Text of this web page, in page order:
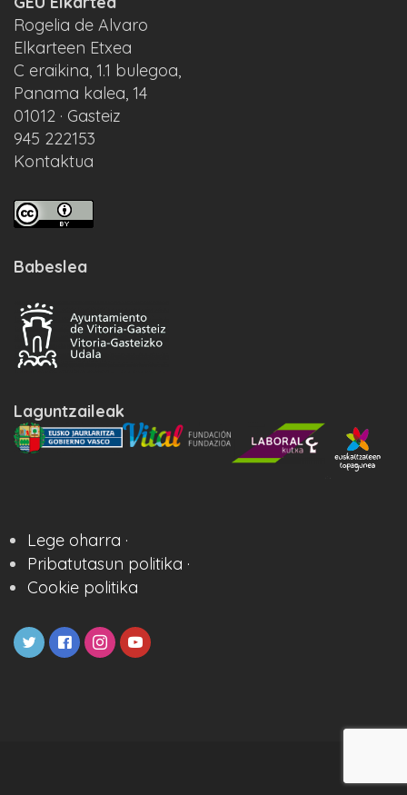
Rogelia de Alvaro
Elkarteen Etxea
C eraikina, 1.1 bulegoa,
Panama kalea, 14
01012 · Gasteiz
945 222153
Kontaktua
Babeslea
Laguntzaileak
Lege oharra ·
Pribatutasun politika ·
Cookie politika